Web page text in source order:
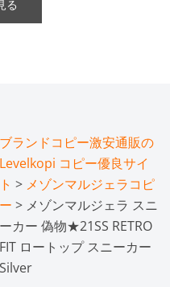
る
ブランドコピー激安通販の
Levelkopi コピー優良サイ
ト > メゾンマルジェラコピ
ー > メゾンマルジェラ スニ
ーカー 偽物★21SS RETRO
FIT ロートップ スニーカー
Silver